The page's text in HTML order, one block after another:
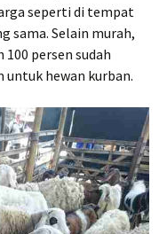
seperti di tempat
sama. Selain murah,
persen sudah
untuk hewan kurban.